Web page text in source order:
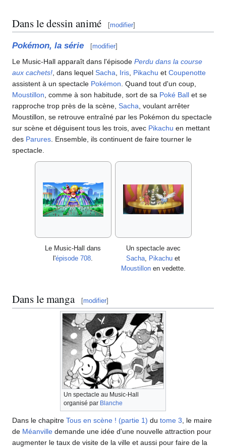
Dans le dessin animé [modifier]
Pokémon, la série [modifier]
Le Music-Hall apparaît dans l'épisode Perdu dans la course
aux cachets! , dans lequel Sacha Iris Pikachu et Coupenotte
assistent à un spectacle Pokémon . Quand tout d'un coup,
Moustillon , comme à son habitude, sort de sa Poké Ball et se
rapproche trop près de la scène, Sacha , voulant arrêter
Moustillon, se retrouve entraîné par les Pokémon du spectacle
sur scène et déguisent tous les trois, avec Pikachu en mettant
des Parures . Ensemble, ils continuent de faire tourner le
spectacle.
Le Music-Hall dans
l'épisode 708
Un spectacle avec
Sacha
Pikachu et
Moustillonen vedette.
Dans le manga [modifier]
Un spectacle au Music-Hall
organisé par Blanche
Dans le chapitre Tous en scène ! (partie 1) du tome 3 , le maire
de Méanville demande une idée d'une nouvelle attraction pour
augmenter le taux de visite de la ville et aussi pour faire de la